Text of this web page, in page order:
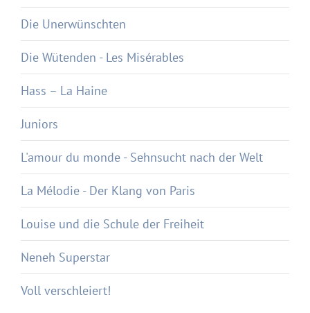
Die Unerwünschten
Die Wütenden - Les Misérables
Hass – La Haine
Juniors
L'amour du monde - Sehnsucht nach der Welt
La Mélodie - Der Klang von Paris
Louise und die Schule der Freiheit
Neneh Superstar
Voll verschleiert!